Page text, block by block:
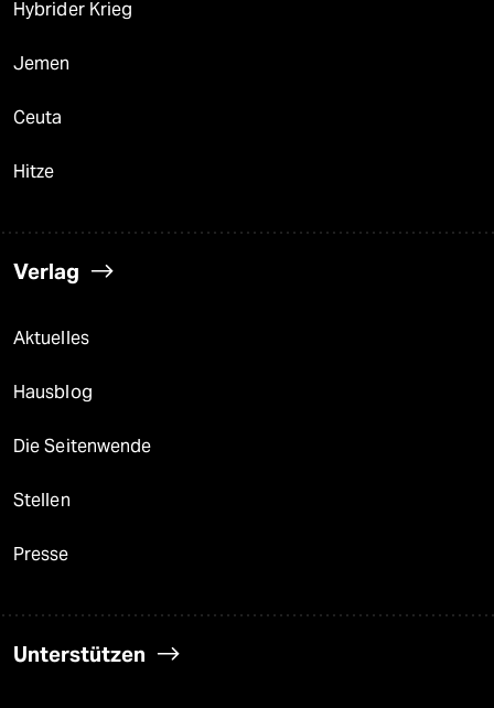
Hybrider Krieg
Jemen
Ceuta
Hitze
Verlag
Aktuelles
Hausblog
Die Seitenwende
Stellen
Presse
Unterstützen